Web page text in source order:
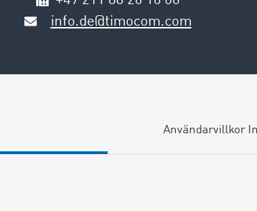
info.de@timocom.com
Användarvillkor